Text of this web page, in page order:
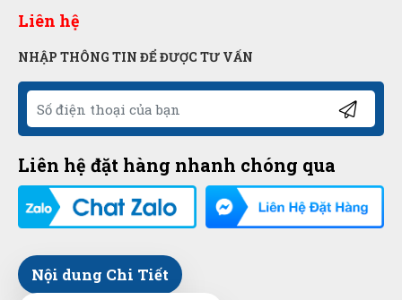
Liên hệ
NHẬP THÔNG TIN ĐỂ ĐƯỢC TƯ VẤN
Liên hệ đặt hàng nhanh chóng qua
Nội dung Chi Tiết